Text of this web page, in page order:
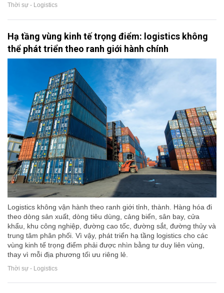
Thời sự - Logistics
Hạ tầng vùng kinh tế trọng điểm: logistics không
thể phát triển theo ranh giới hành chính
Logistics không vận hành theo ranh giới tỉnh, thành. Hàng hóa đi
theo dòng sản xuất, dòng tiêu dùng, cảng biển, sân bay, cửa
khẩu, khu công nghiệp, đường cao tốc, đường sắt, đường thủy và
trung tâm phân phối. Vì vậy, phát triển hạ tầng logistics cho các
vùng kinh tế trọng điểm phải được nhìn bằng tư duy liên vùng,
thay vì mỗi địa phương tối ưu riêng lẻ.
Thời sự - Logistics